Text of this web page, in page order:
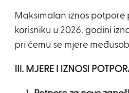
Maksimalan iznos potpore
korisniku u 2026. godini
pri čemu se mjere
III. MJERE I IZNOSI